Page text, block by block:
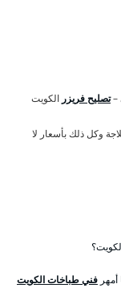
–تصليح فريزر الكويت
وكل ذلك بأسعار لا
فني طباخات الكويت